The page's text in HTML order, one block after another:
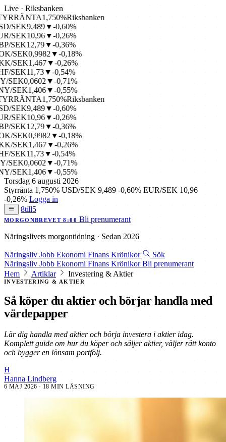
Live · Riksbanken
1,750%Riksbanken
SEK9,489▼-0,60%
SEK10,96▼-0,26%
SEK12,79▼-0,36%
SEK0,9982▼-0,18%
SEK1,467▼-0,26%
SEK11,73▼-0,54%
SEK0,0602▼-0,71%
SEK1,406▼-0,55%
1,750%Riksbanken
SEK9,489▼-0,60%
SEK10,96▼-0,26%
SEK12,79▼-0,36%
SEK0,9982▼-0,18%
SEK1,467▼-0,26%
SEK11,73▼-0,54%
SEK0,0602▼-0,71%
SEK1,406▼-0,55%
Torsdag 6 augusti 2026
Styrränta 1,750% USD/SEK 9,489 -0,60% EUR/SEK 10,96
-0,26% Logga in
8till5
MORGONBREVET 8:00 Bli prenumerant
Näringslivets morgontidning · Sedan 2026
Näringsliv Jobb Ekonomi Finans Krönikor
Sök
Näringsliv Jobb Ekonomi Finans KrönikorBli prenumerant
Hem
Artiklar Investering & Aktier
INVESTERING & AKTIER
Så köper du aktier och börjar handla med
värdepapper
Lär dig handla med aktier och börja investera i aktier idag.
Komplett guide om hur du köper och säljer aktier, väljer rätt konto
och bygger en lönsam portfölj.
H
Hanna Lindberg
6 MAJ 2026 · 18 MIN LÄSNING